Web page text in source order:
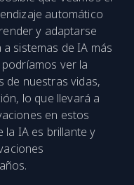
automático
y adaptarse
sistemas de IA más
ver la
de nuestras vidas,
lo que llevará a
en estos
la IA es brillante y